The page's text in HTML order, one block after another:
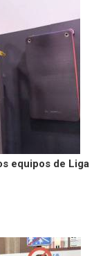
equipos de Liga